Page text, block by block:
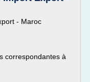
- Maroc
correspondantes à